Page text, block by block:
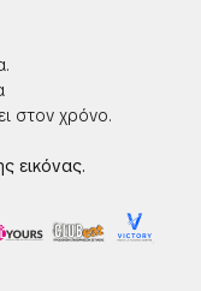
στον χρόνο.
εικόνας.